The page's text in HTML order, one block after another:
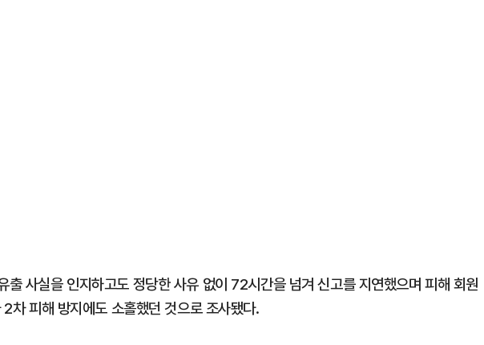
출 사실을 인지하고도 정당한 사유 없이 72시간을 넘겨 신고를 지연했으며 피해 회원
차 피해 방지에도 소홀했던 것으로 조사됐다.